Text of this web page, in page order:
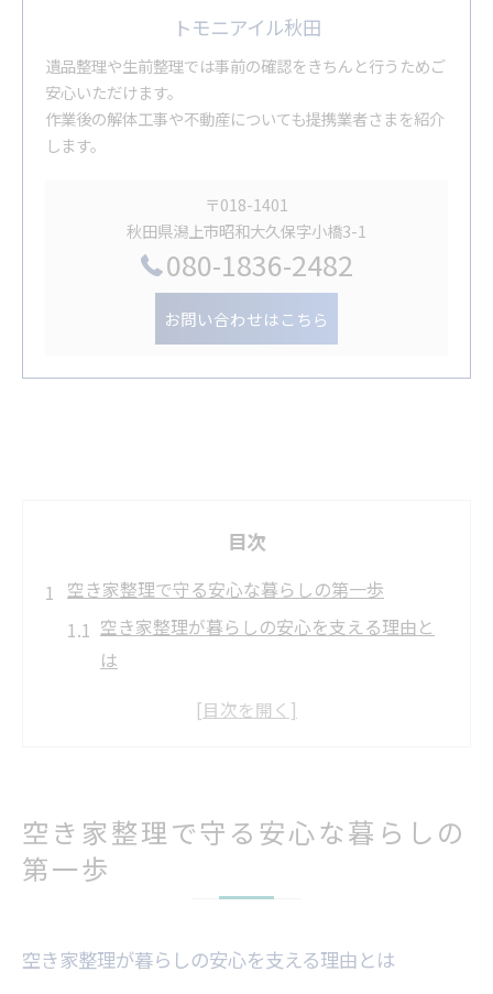
トモニアイル秋田
遺品整理や生前整理では事前の確認をきちんと行うためご
安心いただけます。
作業後の解体工事や不動産についても提携業者さまを紹介
します。
〒018-1401
秋田県潟上市昭和大久保字小橋3-1
080-1836-2482
お問い合わせはこちら
目次
空き家整理で守る安心な暮らしの第一歩
空き家整理が暮らしの安心を支える理由と
は
空き家整理の基本を知りトラブルを未然に
空き家整理で大切な資産を守るコツとポイ
ント
空き家整理の早期対応がもたらす安心な未
片付けをスムーズに進めるための空き家整理術
空き家整理で守る安心な暮らしの
第一歩
空き家整理が暮らしの安心を支える理由とは